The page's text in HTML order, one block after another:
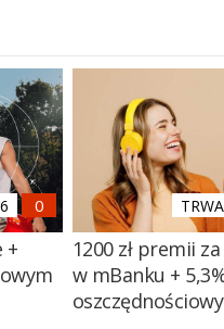
+
1200 zł premii
w mBanku +